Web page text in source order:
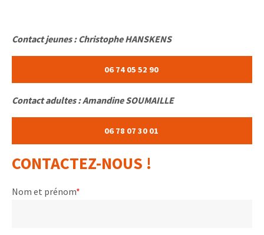
Contact jeunes : Christophe HANSKENS
06 74 05 52 90
Contact adultes : Amandine SOUMAILLE
06 78 07 30 01
CONTACTEZ-NOUS !
Nom et prénom*